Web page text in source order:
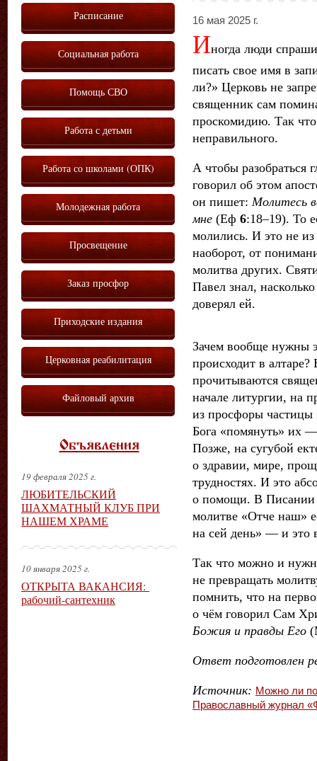
16 мая 2025 г.
Иногда люди
писать свое имя в
ли?» Церковь не
священник сам
проскомидию. Так
неправильного.
А чтобы разобраться
говорил об этом
он пишет: Молитесь
мне (Еф 6:18–19). То
молились. И это не
наоборот, от
молитва других.
Павел знал,
доверял ей.
Зачем вообще нужны
происходит в алтаре?
прочитываются
начале литургии, на
из просфоры частицы
Бога «помянуть» их —
Позже, на сугубой
о здравии, мире,
трудностях. И это
о помощи. В Писании
молитве «Отче наш»
на сей день» — и это
Так что можно и
не превращать
помнить, что на
о чём говорил Сам
Божия и правды Его
Ответ подготовлен
Услугамикрозайм
работает автоматически,
востребован при срочных
Источник: Можно ли
Православный журнал
Расписание
Социальная работа
Помощь СВО
Работа с детьми
Работа со школами (ОПК)
Молодежная работа
Просвещение
Заказ просфор
Приходские издания
Церковная реабилитация
Файловый архив
Объявления
19 февраля 2025 г.
ЛЮБИТЕЛЬСКИЙ
ШАХМАТНЫЙ КЛУБ ПРИ
НАШЕМ ХРАМЕ
10 января 2025 г.
ОТКРЫТА ВАКАНСИЯ:
рабочий-сантехник